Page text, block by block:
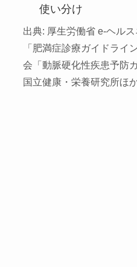
使い分け
出典: 厚生労働省 e-ヘル
「肥満症診療ガイドライ
会「動脈硬化性疾患予防
国立健康・栄養研究所ほ